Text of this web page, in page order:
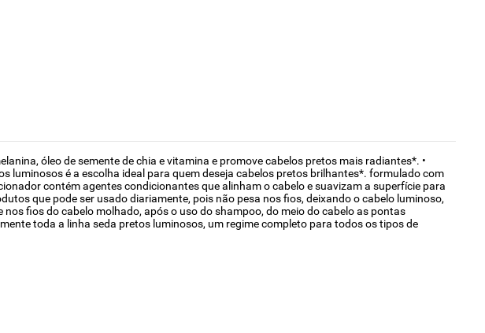
óleo de semente de chia e vitamina e promove cabelos pretos mais radiantes*. •
luminosos é a escolha ideal para quem deseja cabelos pretos brilhantes*. formulado com
contém agentes condicionantes que alinham o cabelo e suavizam a superfície para
que pode ser usado diariamente, pois não pesa nos fios, deixando o cabelo luminoso,
fios do cabelo molhado, após o uso do shampoo, do meio do cabelo as pontas
toda a linha seda pretos luminosos, um regime completo para todos os tipos de